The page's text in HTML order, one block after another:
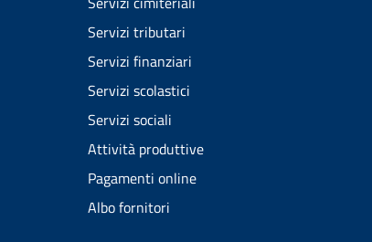
Servizi tributari
Servizi finanziari
Servizi scolastici
Servizi sociali
Attività produttive
Pagamenti online
Albo fornitori